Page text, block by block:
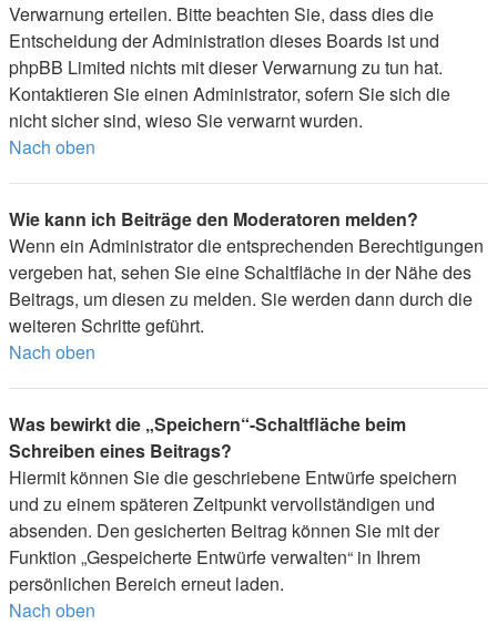
Verwarnung erteilen. Bitte beachten Sie, dass dies die
Entscheidung der Administration dieses Boards ist und
phpBB Limited nichts mit dieser Verwarnung zu tun hat.
Kontaktieren Sie einen Administrator, sofern Sie sich die
nicht sicher sind, wieso Sie verwarnt wurden.
Nach oben
Wie kann ich Beiträge den Moderatoren melden?
Wenn ein Administrator die entsprechenden Berechtigungen
vergeben hat, sehen Sie eine Schaltfläche in der Nähe des
Beitrags, um diesen zu melden. Sie werden dann durch die
weiteren Schritte geführt.
Nach oben
Was bewirkt die „Speichern“-Schaltfläche beim
Schreiben eines Beitrags?
Hiermit können Sie die geschriebene Entwürfe speichern
und zu einem späteren Zeitpunkt vervollständigen und
absenden. Den gesicherten Beitrag können Sie mit der
Funktion „Gespeicherte Entwürfe verwalten“ in Ihrem
persönlichen Bereich erneut laden.
Nach oben